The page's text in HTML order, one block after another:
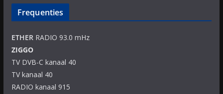
Frequenties
ETHERRADIO 93.0 mHz
ZIGGO
TV DVB-C kanaal 40
TV kanaal 40
RADIO kanaal 915